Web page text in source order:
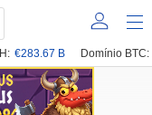
€283.67 B Domínio BTC: